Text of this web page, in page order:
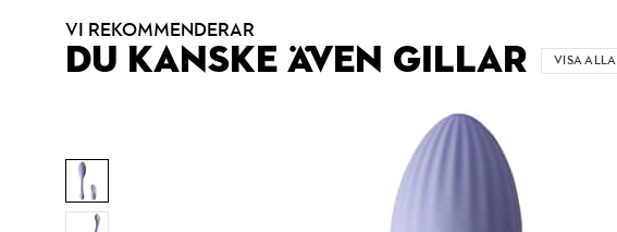
VI REKOMMENDERAR
DU KANSKE ÄVEN GILLAR VISA ALLA